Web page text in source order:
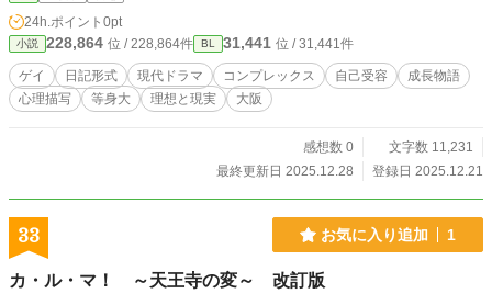
手に入れたい「内面にあるはずの強さ」を外側に滲み出させ
るための、彼なりの自己表現の訓練です。 卒業まであと3ヶ
月。 大阪での一人暮らしという未知の世界へ向けて、様々な
人との出会いを通じ、イクミが「仮面」を捨てて「自分らし
さ」を掴み取っていくまでの、繊細で力強い成長の記録で
24h.ポイント 0pt
小説 228,864 位 / 228,864件 BL 31,441 位 / 31,441件
ゲイ 日記形式 現代ドラマ コンプレックス 自己受容
成長物語
心理描写
等身大 理想と現実 大阪
感想数 0
文字数 11,231
最終更新日 2025.12.28
登録日 2025.12.21
33 お気に入り追加 1
カ・ル・マ！ ～天王寺の変～ 改訂版